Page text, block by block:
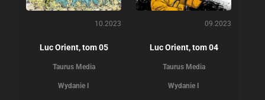
10.2023
Luc Orient, tom 05
Taurus Media
Wydanie I
09.2023
Luc Orient, tom 04
Taurus Media
Wydanie I